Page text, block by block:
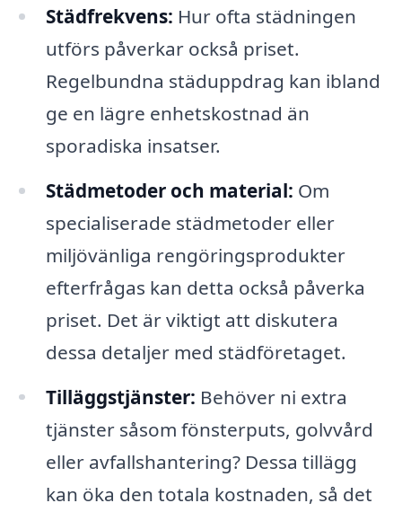
Städfrekvens: Hur ofta städningen
utförs påverkar också priset.
Regelbundna städuppdrag kan ibland
ge en lägre enhetskostnad än
sporadiska insatser.
Städmetoder och material: Om
specialiserade städmetoder eller
miljövänliga rengöringsprodukter
efterfrågas kan detta också påverka
priset. Det är viktigt att diskutera
dessa detaljer med städföretaget.
Tilläggstjänster: Behöver ni extra
tjänster såsom fönsterputs, golvvård
eller avfallshantering? Dessa tillägg
kan öka den totala kostnaden, så det